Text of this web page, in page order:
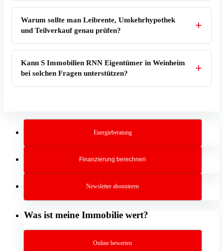
Warum sollte man Leibrente, Umkehrhypothek
und Teilverkauf genau prüfen?
Kann S Immobilien RNN Eigentümer in Weinheim
bei solchen Fragen unterstützen?
Energieberatung
Finanzierung berechnen
Newsletter abonnieren
Was ist meine Immobilie wert?
Online bewerten